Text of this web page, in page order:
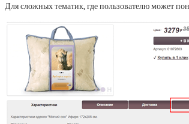
Для сложных тематик, где пользователю может